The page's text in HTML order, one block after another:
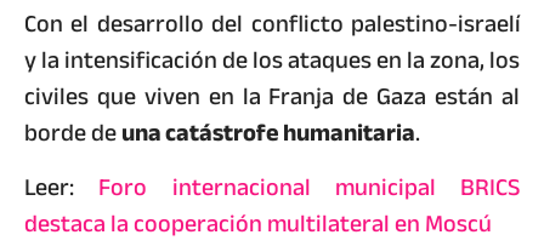
Con el desarrollo del conflicto palestino-israelí
y la intensificación de los ataques en la zona, los
civiles que viven en la Franja de Gaza están al
borde deuna catástrofe humanitaria.
Leer: Foro internacional municipal BRICS
destaca la cooperación multilateral en Moscú